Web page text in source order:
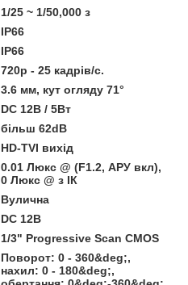
1/25 ~ 1/50,000 з
IP66
IP66
720p - 25 кадрів/с.
3.6 мм, кут огляду 71°
DC 12В / 5Вт
більш 62dB
HD-TVI вихід
0.01 Люкс @ (F1.2, АРУ вкл),
0 Люкс @ з ІК
Вулична
DC 12В
1/3" Progressive Scan CMOS
Поворот: 0 - 360&deg;,
нахил: 0 - 180&deg;,